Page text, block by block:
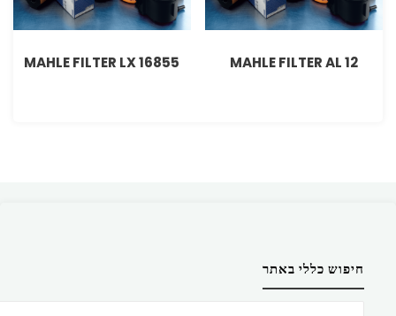
MAHLE FILTER AL 12
MAHLE FILTER LX 16855
חיפוש כללי באתר